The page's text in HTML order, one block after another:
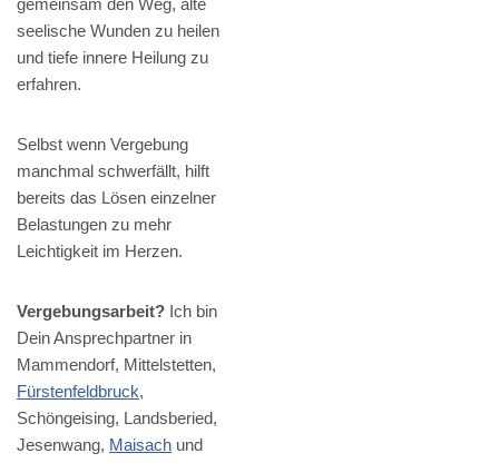
seelische Wunden zu heilen
und tiefe innere Heilung zu
erfahren.
Selbst wenn Vergebung
manchmal schwerfällt, hilft
bereits das Lösen einzelner
Belastungen zu mehr
Leichtigkeit im Herzen.
Vergebungsarbeit? Ich bin
Dein Ansprechpartner in
Mammendorf, Mittelstetten,
Fürstenfeldbruck,
Schöngeising, Landsberied,
Jesenwang, Maisach und